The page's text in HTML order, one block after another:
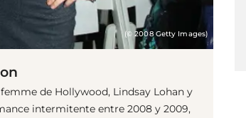
(© 2008 Getty Images)
de Hollywood, Lindsay Lohan y
intermitente entre 2008 y 2009,